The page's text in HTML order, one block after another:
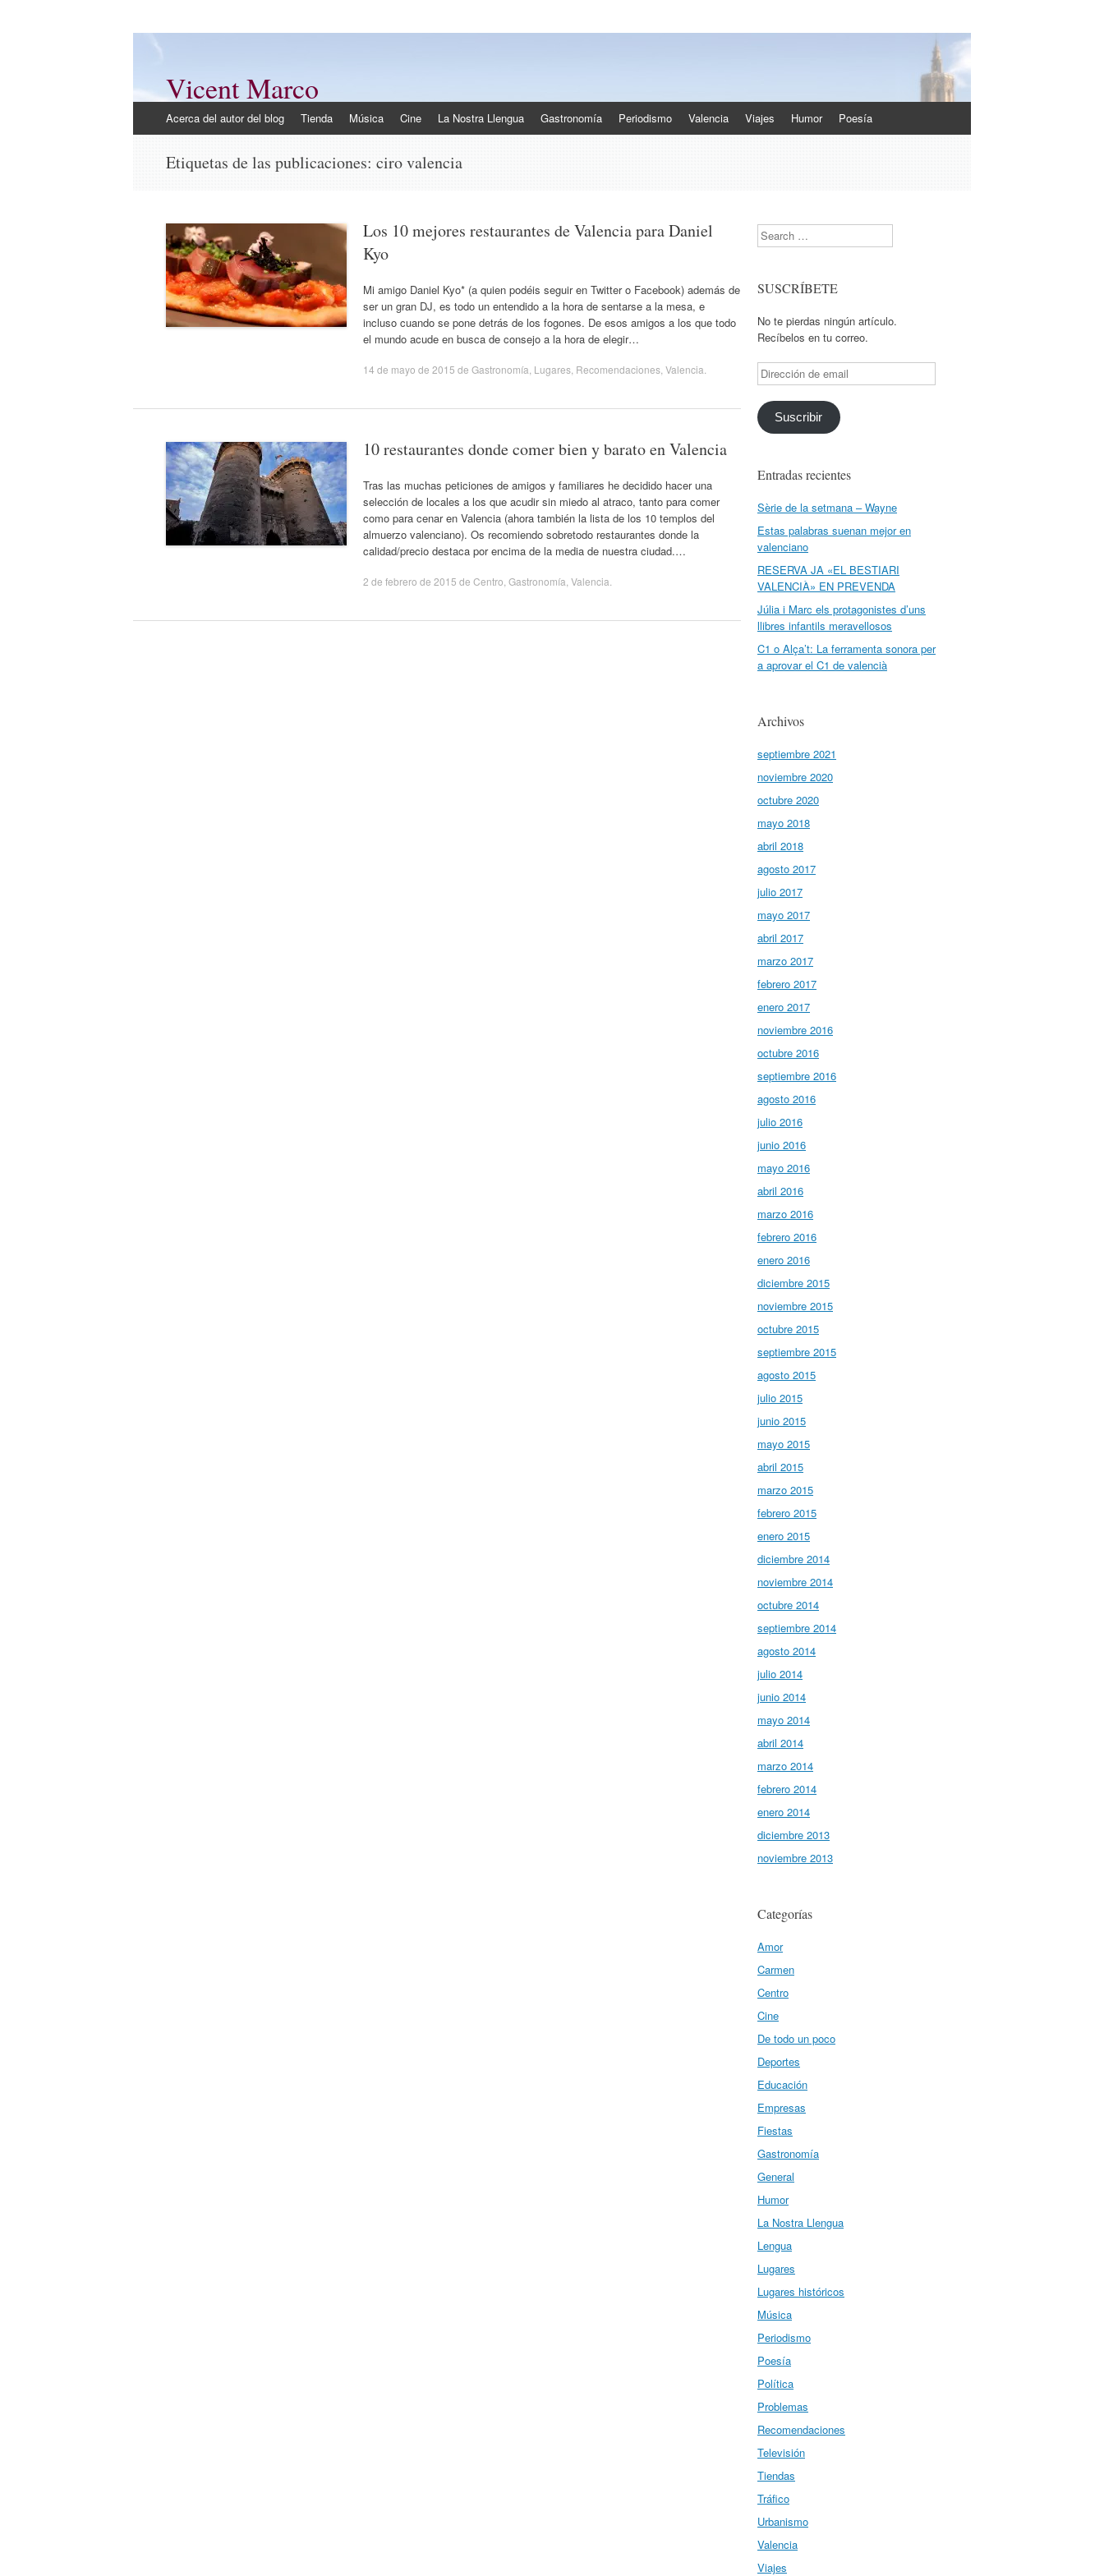
Vicent Marco
al
Acerca del autor del blog Tienda Música Cine La Nostra Llengua Gastronomía Periodismo Valencia Viajes Humor Poesía
Etiquetas de las publicaciones: ciro valencia
Los 10 mejores restaurantes de Valencia para Daniel
Kyo
Mi amigo Daniel Kyo* (a quien podéis seguir en Twitter o Facebook) además de
ser un gran DJ, es todo un entendido a la hora de sentarse a la mesa, e
incluso cuando se pone detrás de los fogones. De esos amigos a los que todo
el mundo acude en busca de consejo a la hora de elegir…
14 de mayo de 2015 de Gastronomía Lugares Recomendaciones Valencia
10 restaurantes donde comer bien y barato en Valencia
Tras las muchas peticiones de amigos y familiares he decidido hacer una
selección de locales a los que acudir sin miedo al atraco, tanto para comer
como para cenar en Valencia (ahora también la lista de los 10 templos del
almuerzo valenciano). Os recomiendo sobretodo restaurantes donde la
calidad/precio destaca por encima de la media de nuestra ciudad.…
2 de febrero de 2015 de Centro Gastronomía Valencia
Search
SUSCRÍBETE
No te pierdas ningún artículo.
Recíbelos en tu correo.
Dirección
de
email
Suscribir
Entradas recientes
Sèrie de la setmana – Wayne
Estas palabras suenan mejor en
valenciano
RESERVA JA «EL BESTIARI
VALENCIÀ» EN PREVENDA
Júlia i Marc els protagonistes d’uns
llibres infantils meravellosos
C1 o Alça’t: La ferramenta sonora per
a aprovar el C1 de valencià
Archivos
septiembre 2021
noviembre 2020
octubre 2020
mayo 2018
abril 2018
agosto 2017
julio 2017
mayo 2017
abril 2017
marzo 2017
febrero 2017
enero 2017
noviembre 2016
octubre 2016
septiembre 2016
agosto 2016
julio 2016
junio 2016
mayo 2016
abril 2016
marzo 2016
febrero 2016
enero 2016
diciembre 2015
noviembre 2015
octubre 2015
septiembre 2015
agosto 2015
julio 2015
junio 2015
mayo 2015
abril 2015
marzo 2015
febrero 2015
enero 2015
diciembre 2014
noviembre 2014
octubre 2014
septiembre 2014
agosto 2014
julio 2014
junio 2014
mayo 2014
abril 2014
marzo 2014
febrero 2014
enero 2014
diciembre 2013
noviembre 2013
Categorías
Amor
Carmen
Centro
Cine
De todo un poco
Deportes
Educación
Empresas
Fiestas
Gastronomía
General
Humor
La Nostra Llengua
Lengua
Lugares
Lugares históricos
Música
Periodismo
Poesía
Política
Problemas
Recomendaciones
Televisión
Tiendas
Tráfico
Urbanismo
Valencia
Viajes